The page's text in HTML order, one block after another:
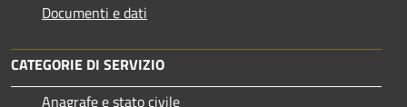
Documenti e dati
CATEGORIE DI SERVIZIO
Anagrafe e stato civile